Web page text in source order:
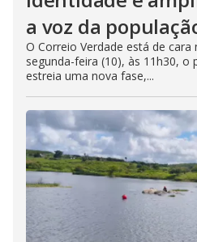
a voz da
O Correio Verdade está de cara
segunda-feira (10), às 11h30, o
estreia uma nova fase,...